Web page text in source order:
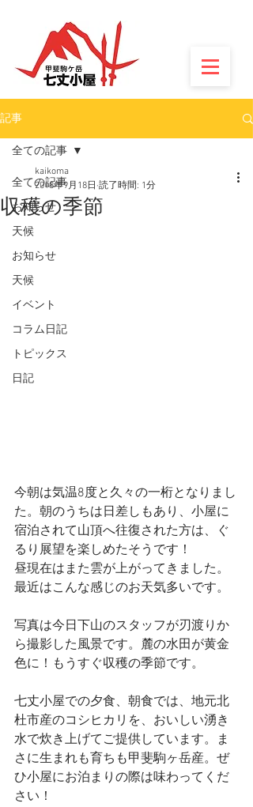
記事
全ての記事
お知らせ
天候
お知らせ
天候
イベント
コラム日記
トピックス
日記
全ての記事
収穫の季節
kaikoma
2018年9月18日 読了時間: 1分
今朝は気温8度と久々の一桁となりまし
た。朝のうちは日差しもあり、小屋に
宿泊されて山頂へ往復された方は、ぐ
るり展望を楽しめたそうです！
昼現在はまた雲が上がってきました。
最近はこんな感じのお天気多いです。
写真は今日下山のスタッフが刃渡りか
ら撮影した風景です。麓の水田が黄金
色に！もうすぐ収穫の季節です。
七丈小屋での夕食、朝食では、地元北
杜市産のコシヒカリを、おいしい湧き
水で炊き上げてご提供しています。ま
さに生まれも育ちも甲斐駒ヶ岳産。ぜ
ひ小屋にお泊まりの際は味わってくだ
さい！